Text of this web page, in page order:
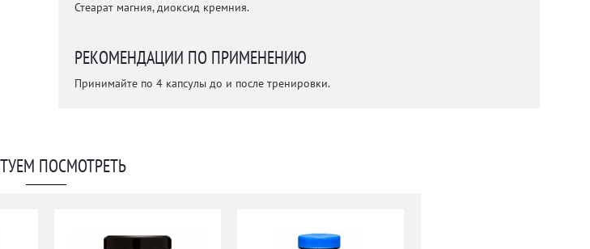
Стеарат магния, диоксид кремния.
РЕКОМЕНДАЦИИ ПО ПРИМЕНЕНИЮ
Принимайте по 4 капсулы до и после тренировки.
ПОСМОТРЕТЬ